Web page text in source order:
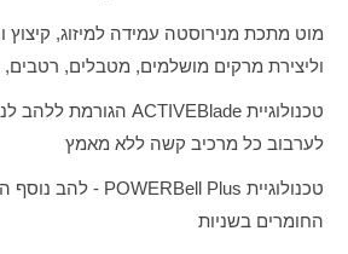
מוט מתכת מנירוסטה עמידה למיזוג,
וליצירת מרקים מושלמים, מטבלים, רטבים,
טכנולוגיית ACTIVEBlade הגורמת ללהב
לערבוב כל מרכיב קשה ללא מאמץ
טכנולוגיית POWERBell Plus - להב נוסף
החומרים בשניות